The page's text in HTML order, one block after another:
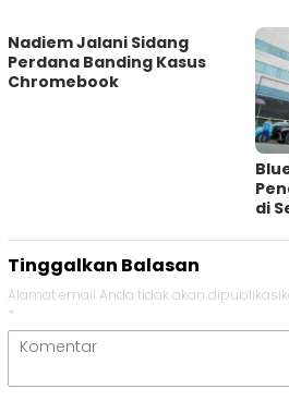
Nadiem Jalani Sidang
Perdana Banding Kasus
Chromebook
di
Tinggalkan Balasan
Alamat email Anda tidak akan
*